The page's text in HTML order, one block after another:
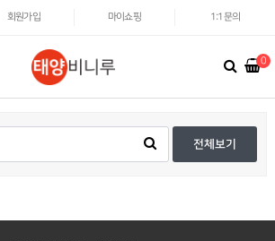
회원가입 마이쇼핑 1:1문의
0
전체보기